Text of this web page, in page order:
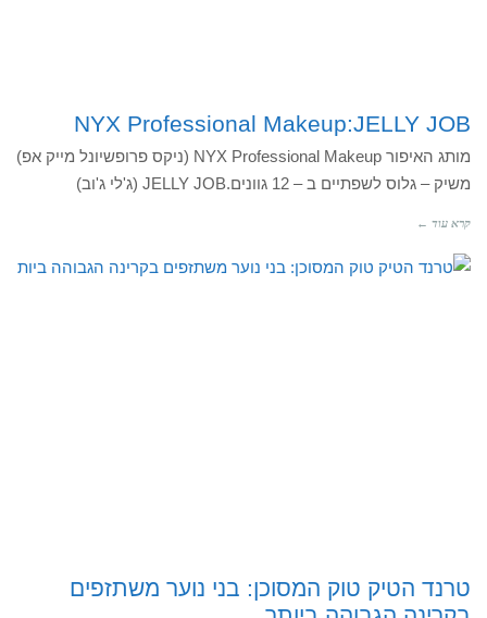
NYX Professional Makeup:JELLY JOB
מותג האיפור NYX Professional Makeup (ניקס פרופשיונל מייק אפ)
משיק – גלוס לשפתיים ב – 12 גוונים.JELLY JOB (ג'לי ג'וב)
קרא עוד ←
טרנד הטיק טוק המסוכן: בני נוער משתזפים